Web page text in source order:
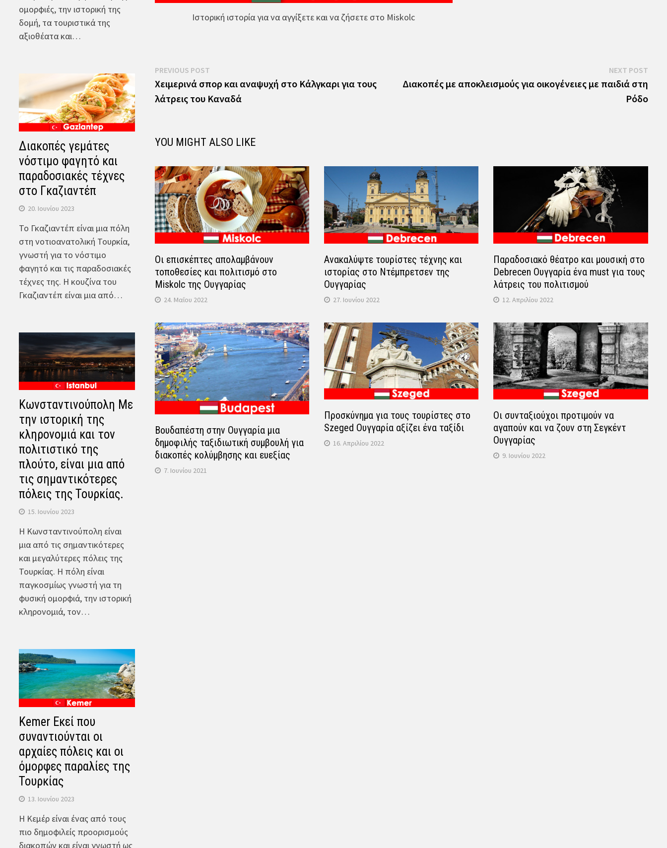
Ιστορική ιστορία για να αγγίξετε και να ζήσετε στο Miskolc
Πλοήγηση
άρθρων
PREVIOUS POSTPrevious
post:
Χειμερινά σπορ και αναψυχή στο Κάλγκαρι για τους
λάτρεις του Καναδά
NEXT POSTNext
post:
Διακοπές με αποκλεισμούς για οικογένειες με παιδιά στη
Ρόδο
YOU MIGHT ALSO LIKE
Οι επισκέπτες απολαμβάνουν
τοποθεσίες και πολιτισμό στο
Miskolc της Ουγγαρίας
24. Μαΐου 2022
Ανακαλύψτε τουρίστες τέχνης και
ιστορίας στο Ντέμπρετσεν της
Ουγγαρίας
27. Ιουνίου 2022
Παραδοσιακό θέατρο και μουσική στο
Debrecen Ουγγαρία ένα must για τους
λάτρεις του πολιτισμού
12. Απριλίου 2022
Βουδαπέστη στην Ουγγαρία μια
δημοφιλής ταξιδιωτική συμβουλή για
διακοπές κολύμβησης και ευεξίας
7. Ιουνίου 2021
Προσκύνημα για τους τουρίστες στο
Szeged Ουγγαρία αξίζει ένα ταξίδι
16. Απριλίου 2022
Οι συνταξιούχοι προτιμούν να
αγαπούν και να ζουν στη Σεγκέντ
Ουγγαρίας
9. Ιουνίου 2022
ομορφιές, την ιστορική της
δομή, τα τουριστικά της
αξιοθέατα και…
Διακοπές γεμάτες
νόστιμο φαγητό και
παραδοσιακές τέχνες
στο Γκαζιαντέπ
20. Ιουνίου 2023
Το Γκαζιαντέπ είναι μια πόλη
στη νοτιοανατολική Τουρκία,
γνωστή για το νόστιμο
φαγητό και τις παραδοσιακές
τέχνες της. Η κουζίνα του
Γκαζιαντέπ είναι μια από…
Κωνσταντινούπολη Με
την ιστορική της
κληρονομιά και τον
πολιτιστικό της
πλούτο, είναι μια από
τις σημαντικότερες
πόλεις της Τουρκίας.
15. Ιουνίου 2023
Η Κωνσταντινούπολη είναι
μια από τις σημαντικότερες
και μεγαλύτερες πόλεις της
Τουρκίας. Η πόλη είναι
παγκοσμίως γνωστή για τη
φυσική ομορφιά, την ιστορική
κληρονομιά, τον…
Kemer Εκεί που
συναντιούνται οι
αρχαίες πόλεις και οι
όμορφες παραλίες της
Τουρκίας
13. Ιουνίου 2023
Η Κεμέρ είναι ένας από τους
πιο δημοφιλείς προορισμούς
διακοπών και είναι γνωστή ως